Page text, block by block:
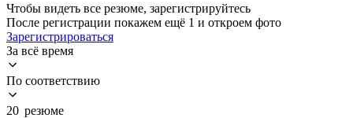
Чтобы видеть все резюме, зарегистрируйтесь
После регистрации покажем ещё 1 и откроем фото
Зарегистрироваться
За всё время
По соответствию
20 резюме